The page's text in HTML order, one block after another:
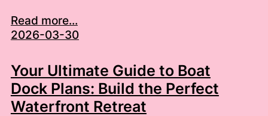
Read more...
2026-03-30
Your Ultimate Guide to Boat
Dock Plans: Build the Perfect
Waterfront Retreat